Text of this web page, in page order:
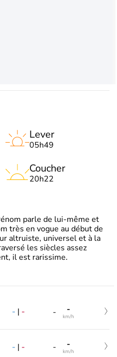
Lever
05h49
Coucher
20h22
parle de lui-même et
très en vogue au début de
altruiste, universel et à la
les siècles assez
il est rarissime.
- | - - -
km/h
- | - - -
km/h